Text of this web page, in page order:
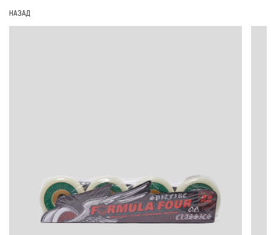
НАЗАД